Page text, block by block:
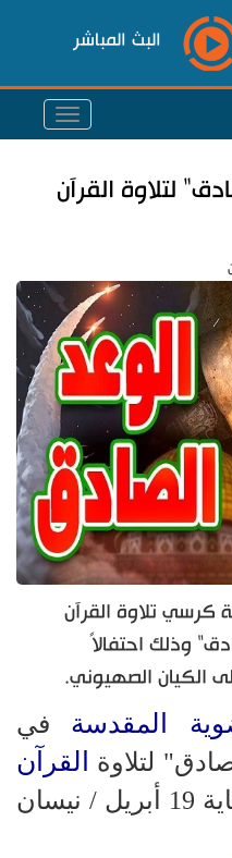
البث المباشر
لتلاوة القرآن
كرسي تلاوة القرآن
وذلك احتفالاً
الكيان الصهيوني.
المقدسة في
لتلاوة
القرآن
ابتداء من 14 لغاية 19 أبريل / نيسان